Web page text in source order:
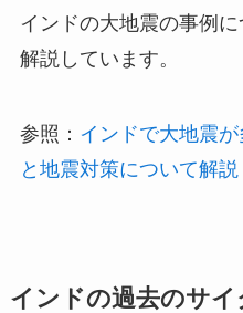
インドの大地震の事例
解説しています。
参照： インドで大地震
と地震対策について解説
インドの過去のサ